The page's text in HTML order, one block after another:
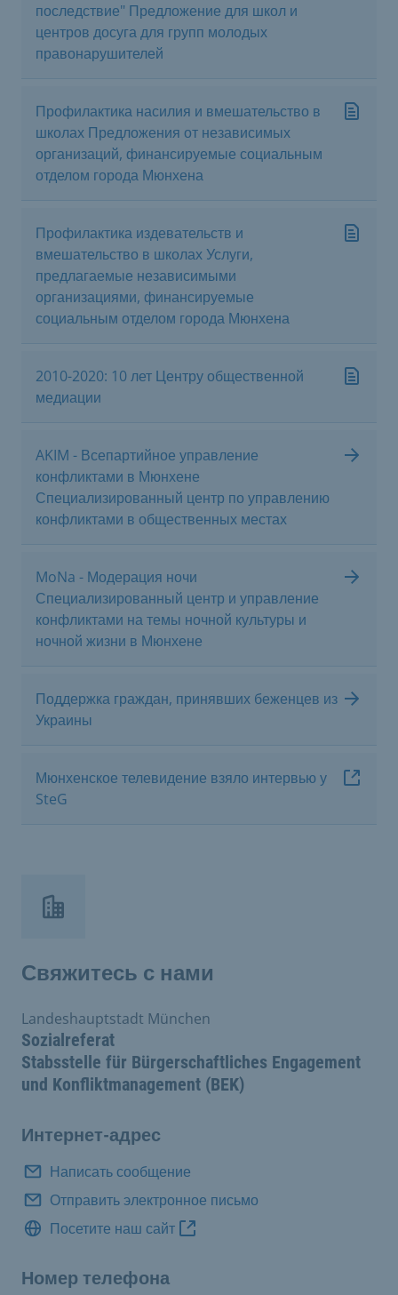
последствие" Предложение для школ и
центров досуга для групп молодых
правонарушителей
Профилактика насилия и вмешательство в
школах Предложения от независимых
организаций, финансируемые социальным
отделом города Мюнхена
Профилактика издевательств и
вмешательство в школах Услуги,
предлагаемые независимыми
организациями, финансируемые
социальным отделом города Мюнхена
2010-2020: 10 лет Центру общественной
медиации
AKIM - Всепартийное управление
конфликтами в Мюнхене
Специализированный центр по управлению
конфликтами в общественных местах
MoNa - Модерация ночи
Специализированный центр и управление
конфликтами на темы ночной культуры и
ночной жизни в Мюнхене
Поддержка граждан, принявших беженцев из
Украины
Мюнхенское телевидение взяло интервью у
SteG
Свяжитесь с нами
Sozialreferat
Stabsstelle für Bürgerschaftliches Engagement
und Konfliktmanagement (BEK)
Landeshauptstadt München
Интернет-адрес
Написать сообщение
Отправить электронное письмо
Посетите наш сайт
Номер телефона